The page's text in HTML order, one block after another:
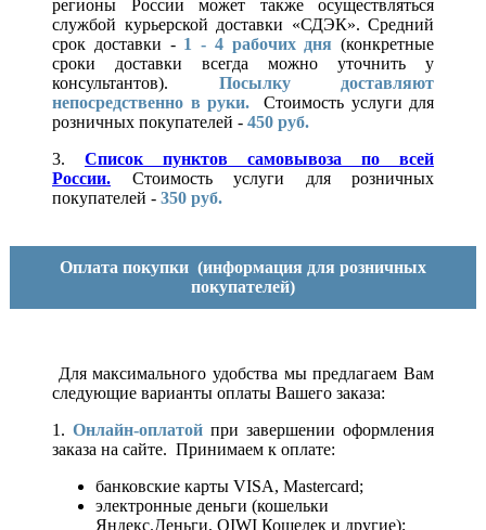
регионы России может также осуществляться
службой курьерской доставки «СДЭК». Средний
срок доставки - 1 - 4 рабочих дня (конкретные
сроки доставки всегда можно уточнить у
консультантов). Посылку доставляют
непосредственно в руки.
Стоимость услуги для
розничных покупателей - 450 руб.
3. Список пунктов самовывоза по всей
России.
Стоимость услуги для розничных
покупателей - 350 руб.
Оплата покупки (информация для розничных
покупателей)
Для максимального удобства мы предлагаем Вам
следующие варианты оплаты Вашего заказа:
1. Онлайн-оплатой при завершении оформления
заказа на сайте. Принимаем к оплате:
банковские карты VISA, Mastercard;
электронные деньги (кошельки
Яндекс.Деньги, QIWI Кошелек и другие);